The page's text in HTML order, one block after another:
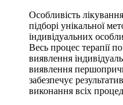
Особливість
підборі унікальної
індивідуальних
Весь процес терапії
виявлення
виявлення
забезпечує
виконання всіх